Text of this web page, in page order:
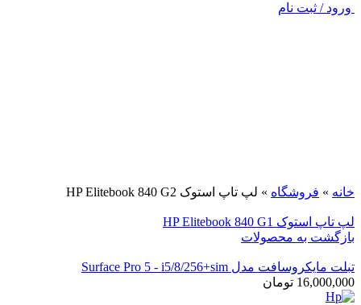
ورود / ثبت نام
خانه » فروشگاه » لپ تاپ استوک HP Elitebook 840 G2
لپ تاپ استوک HP Elitebook 840 G1
بازگشت به محصولات
تبلت مایکروسافت مدل Surface Pro 5 - i5/8/256+sim
16,000,000 تومان